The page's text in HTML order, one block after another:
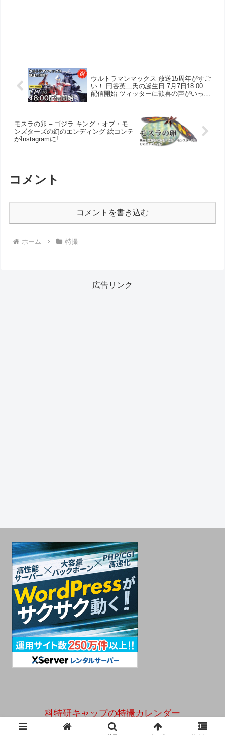
ウルトラマンマックス 放送15周年がすご
い！ 円谷英二氏の誕生日 7月7日18:00
配信開始 ツィッターに歓喜の声がいっぱ
モスラの卵 – ゴジラ キング・オブ・モ
ンズターズの幻のエンディング 絵コンテ
がInstagramに!
コメント
コメントを書き込む
ホーム 特撮
広告リンク
科特研キャップの特撮カレンダー
© 2019 科特研キャップの特撮カレンダー.